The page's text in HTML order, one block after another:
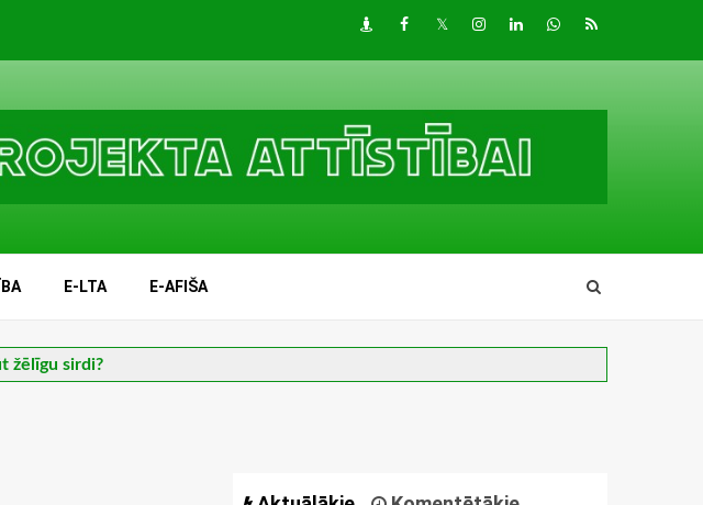
DraugiemFacebook
TwitterInstagram
LinkedInwhatsapp
RSS
E-LTA E-AFIŠA
žēlīgu sirdi?